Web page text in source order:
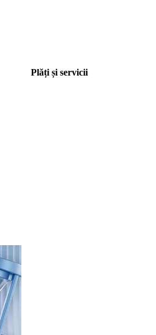
Plăți și servicii